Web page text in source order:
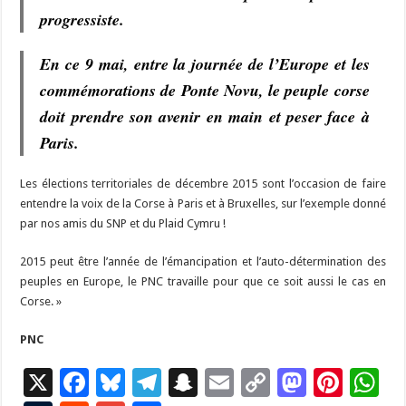
progressiste.
En ce 9 mai, entre la journée de l’Europe et les
commémorations de Ponte Novu, le peuple corse
doit prendre son avenir en main et peser face à
Paris.
Les élections territoriales de décembre 2015 sont l’occasion de faire
entendre la voix de la Corse à Paris et à Bruxelles, sur l’exemple donné
par nos amis du SNP et du Plaid Cymru !
2015 peut être l’année de l’émancipation et l’auto-détermination des
peuples en Europe, le PNC travaille pour que ce soit aussi le cas en
Corse. »
PNC
X
F
Bl T
S
E
C
M Pi